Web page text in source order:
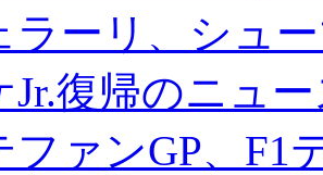
ラーリ、シュ
Jr.復帰のニュ
ファンGP、F1